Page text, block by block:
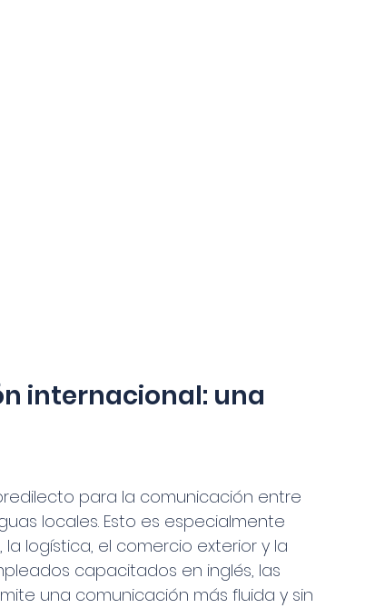
internacional: una
para la comunicación entre
locales. Esto es especialmente
logística, el comercio exterior y la
capacitados en inglés, las
una comunicación más fluida y sin